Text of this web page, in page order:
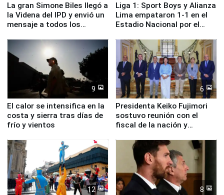
La gran Simone Biles llegó a
la Videna del IPD y envió un
mensaje a todos los
Liga 1: Sport Boys y Alianza
Lima empataron 1-1 en el
Estadio Nacional por el
9
El calor se intensifica en la
costa y sierra tras días de
frío y vientos
6
Presidenta Keiko Fujimori
sostuvo reunión con el
fiscal de la nación y
12 8